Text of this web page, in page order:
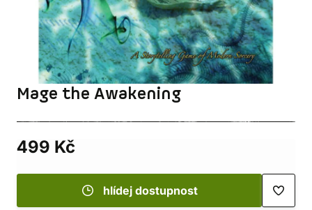
Mage the Awakening
499 Kč
hlídej dostupnost